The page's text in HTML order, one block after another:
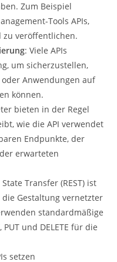
Zum Beispiel
Tools APIs,
zu veröffentlichen.
: Viele APIs
um sicherzustellen,
Anwendungen auf
können.
bieten in der Regel
wie die API verwendet
Endpunkte, der
erwarteten
Transfer (REST) ist
Gestaltung vernetzter
standardmäßige
PUT und DELETE für die
setzen